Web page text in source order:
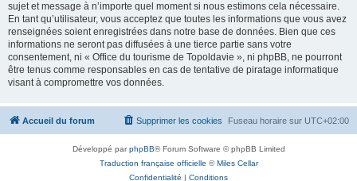
sujet et message à n’importe quel moment si nous estimons cela nécessaire.
En tant qu’utilisateur, vous acceptez que toutes les informations que vous avez
renseignées soient enregistrées dans notre base de données. Bien que ces
informations ne seront pas diffusées à une tierce partie sans votre
consentement, ni « Office du tourisme de Topoldavie », ni phpBB, ne pourront
être tenus comme responsables en cas de tentative de piratage informatique
visant à compromettre vos données.
Accueil du forum Fuseau horaire sur UTC+02:00
Supprimer les cookies
Développé parphpBB® Forum Software © phpBB Limited
Traduction française officielle ©Miles Cellar
Confidentialité | Conditions